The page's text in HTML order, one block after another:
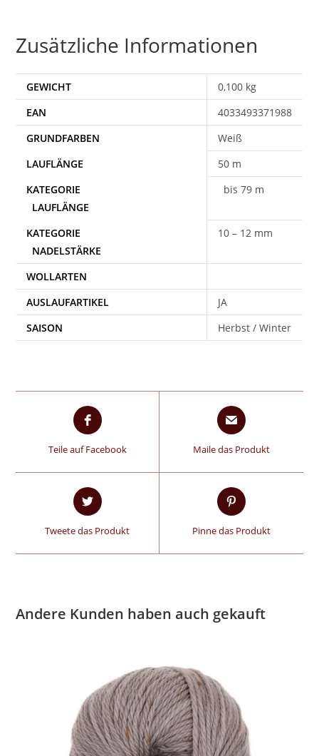
Zusätzliche Informationen
GEWICHT
0,100 kg
EAN
4033493371988
Weiß
50 m
bis 79 m
10 – 12 mm
WOLLARTEN
AUSLAUFARTIKEL
JA
SAISON
Herbst / Winter
Teile auf Facebook Maile das Produkt
Tweete das Produkt Pinne das Produkt
Andere Kunden haben auch gekauft